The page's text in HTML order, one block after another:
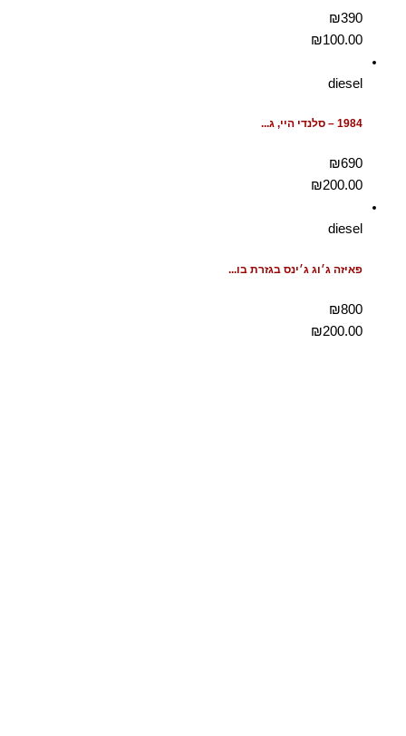
₪390
₪100.00
diesel
1984 – סלנדי היי, ג...
₪690
₪200.00
diesel
פאיזה ג׳וג ג׳ינס בגזרת בו...
₪800
₪200.00